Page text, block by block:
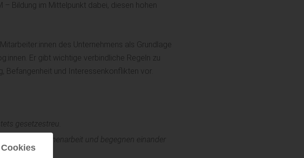
Bildung im Mittelpunkt dabei, diesen hohen
des Unternehmens als Grundlage
Er gibt wichtige verbindliche Regeln zu
Befangenheit und Interessenkonflikten vor.
gesetzestreu.
Zusammenarbeit und begegnen einander